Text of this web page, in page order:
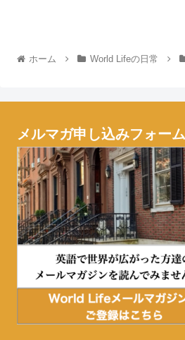
ホーム World Lifeの日常
メルマガ申し込みフォーム